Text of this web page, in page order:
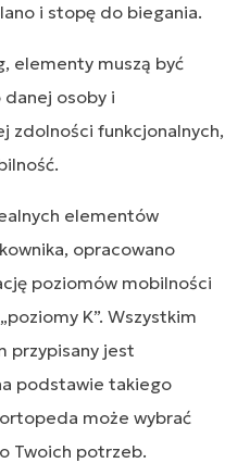
i stopę do biegania.
elementy muszą być
osoby i
zdolności funkcjonalnych,
elementów
opracowano
poziomów mobilności
K”. Wszystkim
przypisany jest
podstawie takiego
może wybrać
Twoich potrzeb.